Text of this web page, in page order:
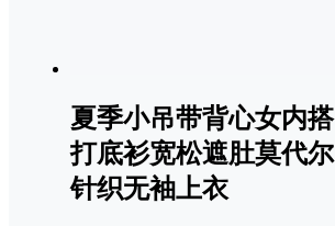
夏季小吊带背心女内搭
打底衫宽松遮肚莫代尔
针织无袖上衣